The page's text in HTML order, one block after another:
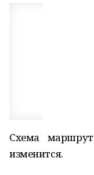
Схема
изменится.